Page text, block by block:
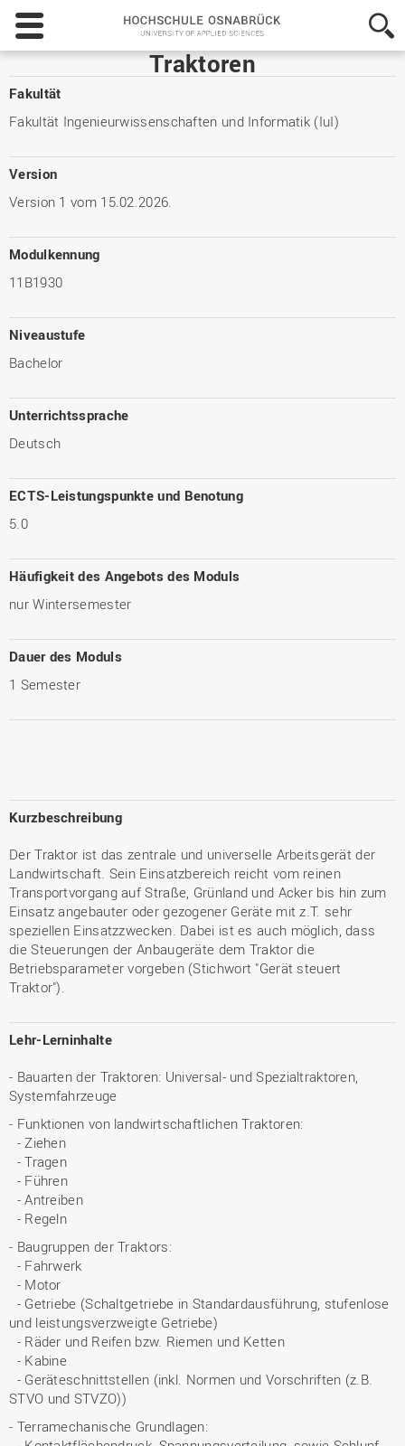
Hochschule
Osnabrück
-
University
Sciences
Traktoren
Fakultät
Fakultät Ingenieurwissenschaften und Informatik (IuI)
Version
Version 1 vom 15.02.2026.
Modulkennung
11B1930
Niveaustufe
Bachelor
Unterrichtssprache
Deutsch
ECTS-Leistungspunkte und Benotung
5.0
Häufigkeit des Angebots des Moduls
nur Wintersemester
Dauer des Moduls
1 Semester
Kurzbeschreibung
Der Traktor ist das zentrale und universelle Arbeitsgerät der
Landwirtschaft. Sein Einsatzbereich reicht vom reinen
Transportvorgang auf Straße, Grünland und Acker bis hin zum
Einsatz angebauter oder gezogener Geräte mit z.T. sehr
speziellen Einsatzzwecken. Dabei ist es auch möglich, dass
die Steuerungen der Anbaugeräte dem Traktor die
Betriebsparameter vorgeben (Stichwort "Gerät steuert
Traktor").
Lehr-Lerninhalte
- Bauarten der Traktoren: Universal- und Spezialtraktoren,
Systemfahrzeuge
- Funktionen von landwirtschaftlichen Traktoren:
- Ziehen
- Tragen
- Führen
- Antreiben
- Regeln
- Baugruppen der Traktors:
- Fahrwerk
- Motor
- Getriebe (Schaltgetriebe in Standardausführung, stufenlose
und leistungsverzweigte Getriebe)
- Räder und Reifen bzw. Riemen und Ketten
- Kabine
- Geräteschnittstellen (inkl. Normen und Vorschriften (z.B.
STVO und STVZO))
- Terramechanische Grundlagen: